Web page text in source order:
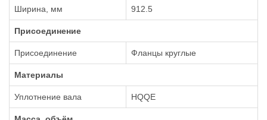
Ширина, мм 912.5
Присоединение
Присоединение Фланцы круглые
Материалы
Уплотнение вала HQQE